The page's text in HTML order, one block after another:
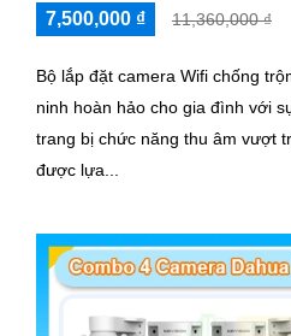
7,500,000 ₫ 11,360,000 ₫
Bộ lắp đặt camera Wifi chống
ninh hoàn hảo cho gia đình với sự
trang bị chức năng thu âm vượt
được lựa...